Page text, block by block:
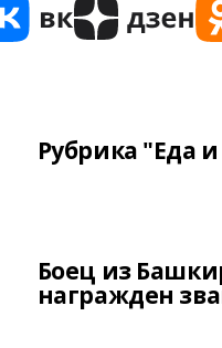
Рубрика "Еда
Боец из
награжден